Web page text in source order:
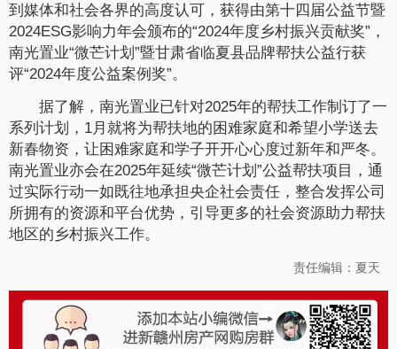
到媒体和社会各界的高度认可，获得由第十四届公益节暨
2024ESG影响力年会颁布的“2024年度乡村振兴贡献奖”，
南光置业“微芒计划”暨甘肃省临夏县品牌帮扶公益行获
评“2024年度公益案例奖”。
据了解，南光置业已针对2025年的帮扶工作制订了一
系列计划，1月就将为帮扶地的困难家庭和希望小学送去
新春物资，让困难家庭和学子开开心心度过新年和严冬。
南光置业亦会在2025年延续“微芒计划”公益帮扶项目，通
过实际行动一如既往地承担央企社会责任，整合发挥公司
所拥有的资源和平台优势，引导更多的社会资源助力帮扶
地区的乡村振兴工作。
责任编辑：夏天